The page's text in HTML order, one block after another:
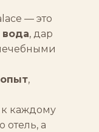
— это
вода, дар
,
к каждому
отель, а